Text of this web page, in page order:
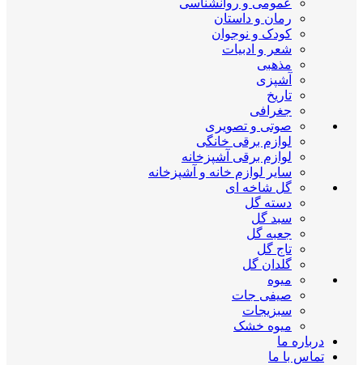
عمومی و روانشناسی
رمان و داستان
کودک و نوجوان
شعر و ادبیات
مذهبی
آشپزی
تاریخ
جغرافی
صوتی و تصویری
لوازم برقی خانگی
لوازم برقی آشپزخانه
سایر لوازم خانه و آشپزخانه
گل شاخه ای
دسته گل
سبد گل
جعبه گل
تاج گل
گلدان گل
میوه
صیفی جات
سبزیجات
میوه خشک
درباره ما
تماس با ما